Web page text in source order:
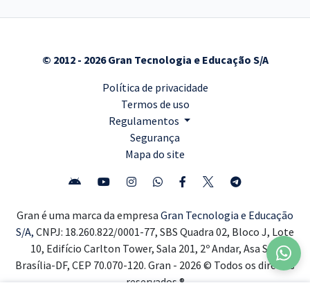
© 2012 - 2026 Gran Tecnologia e Educação S/A
Política de privacidade
Termos de uso
Regulamentos
Segurança
Mapa do site
Gran é uma marca da empresa Gran Tecnologia e Educação
S/A, CNPJ: 18.260.822/0001-77, SBS Quadra 02, Bloco J, Lote
10, Edifício Carlton Tower, Sala 201, 2º Andar, Asa Sul,
Brasília-DF, CEP 70.070-120. Gran - 2026 © Todos os direitos